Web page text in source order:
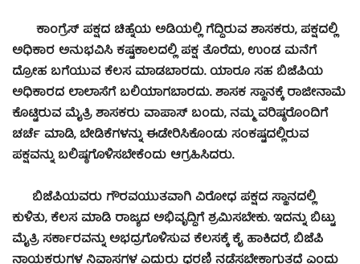
ಕಾಂಗ್ರೆಸ್ ಪಕ್ಷದ ಚಿಹ್ನೆಯ ಅಡಿಯಲ್ಲಿ ಗೆದ್ದಿರುವ ಶಾಸಕರು, ಪಕ್ಷದಲ್ಲಿ
ಅಧಿಕಾರ ಅನುಭವಿಸಿ ಕಷ್ಟಕಾಲದಲ್ಲಿ ಪಕ್ಷ ತೊರೆದು, ಉಂಡ ಮನೆಗೆ
ದ್ರೋಹ ಬಗೆಯುವ ಕೆಲಸ ಮಾಡಬಾರದು. ಯಾರೂ ಸಹ ಬಿಜೆಪಿಯ
ಅಧಿಕಾರದ ಲಾಲಾಸೆಗೆ ಬಲಿಯಾಗಬಾರದು. ಶಾಸಕ ಸ್ಥಾನಕ್ಕೆ ರಾಜೀನಾಮೆ
ಕೊಟ್ಟಿರುವ ಮೈತ್ರಿ ಶಾಸಕರು ವಾಪಾಸ್ ಬಂದು, ನಮ್ಮ ವರಿಷ್ಠರೊಂದಿಗೆ
ಚರ್ಚೆ ಮಾಡಿ, ಬೇಡಿಕೆಗಳನ್ನು ಈಡೇರಿಸಿಕೊಂಡು ಸಂಕಷ್ಟದಲ್ಲಿರುವ
ಪಕ್ಷವನ್ನು ಬಲಿಷ್ಠಗೊಳಿಸಬೇಕೆಂದು ಆಗ್ರಹಿಸಿದರು.
ಬಿಜೆಪಿಯವರು ಗೌರವಯುತವಾಗಿ ವಿರೋಧ ಪಕ್ಷದ ಸ್ಥಾನದಲ್ಲಿ
ಕುಳಿತು, ಕೆಲಸ ಮಾಡಿ ರಾಜ್ಯದ ಅಭಿವೃದ್ಧಿಗೆ ಶ್ರಮಿಸಬೇಕು. ಇದನ್ನು ಬಿಟ್ಟು
ಮೈತ್ರಿ ಸರ್ಕಾರವನ್ನು ಅಭದ್ರಗೊಳಿಸುವ ಕೆಲಸಕ್ಕೆ ಕೈ ಹಾಕಿದರೆ, ಬಿಜೆಪಿ